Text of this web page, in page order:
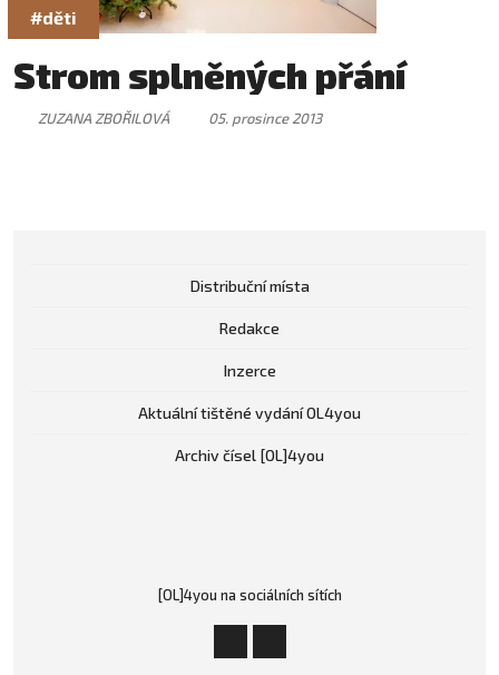
#děti
Strom splněných přání
ZUZANA ZBOŘILOVÁ 05. prosince 2013
Distribuční místa
Redakce
Inzerce
Aktuální tištěné vydání OL4you
Archiv čísel [OL]4you
[OL]4you na sociálních sítích